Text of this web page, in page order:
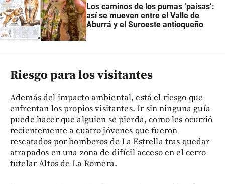
Los caminos de los pumas ‘paisas’:
así se mueven entre el Valle de
Aburrá y el Suroeste antioqueño
Riesgo para los visitantes
Además del impacto ambiental, está el riesgo que
enfrentan los propios visitantes. Ir sin ninguna guía
puede hacer que alguien se pierda, como les ocurrió
recientemente a cuatro jóvenes que fueron
rescatados por bomberos de La Estrella tras quedar
atrapados en una zona de difícil acceso en el cerro
tutelar Altos de La Romera.